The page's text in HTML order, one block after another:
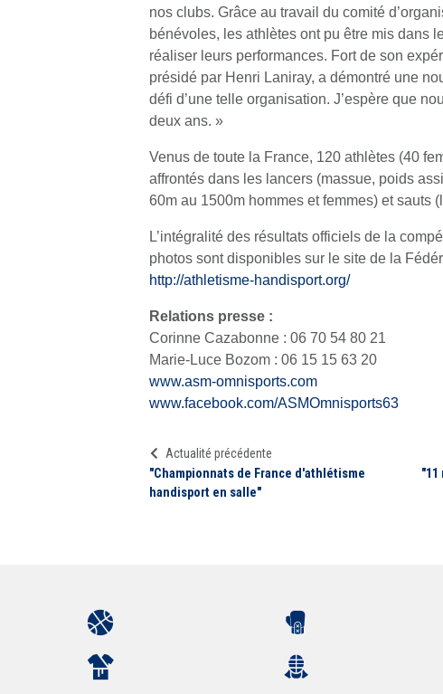
nos clubs. Grâce au travail du comité
bénévoles, les athlètes ont pu être mis dans
réaliser leurs performances. Fort de son
présidé par Henri Laniray, a démontré une
défi d’une telle organisation. J’espère que
deux ans. »
Venus de toute la France, 120 athlètes (40
affrontés dans les lancers (massue, poids
60m au 1500m hommes et femmes) et sauts
L’intégralité des résultats officiels de la
photos sont disponibles sur le site de la
http://athletisme-handisport.org/
Relations presse :
Corinne Cazabonne : 06 70 54 80 21
Marie-Luce Bozom : 06 15 15 63 20
www.asm-omnisports.com
www.facebook.com/ASMOmnisports63
Actualité précédente
"Championnats de France d'athlétisme
handisport en salle"